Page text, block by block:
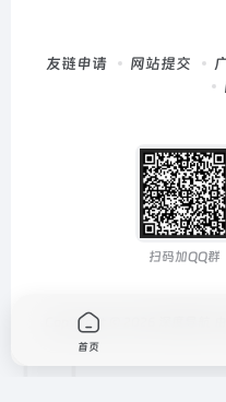
友链申请 网站提交
扫码加QQ群
Copyright © 2026
首页